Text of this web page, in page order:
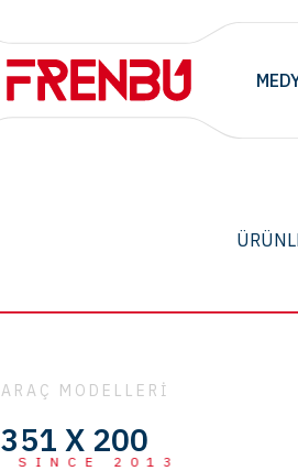
SINCE 2013
ARAÇ MODELLERİ
351 X 200